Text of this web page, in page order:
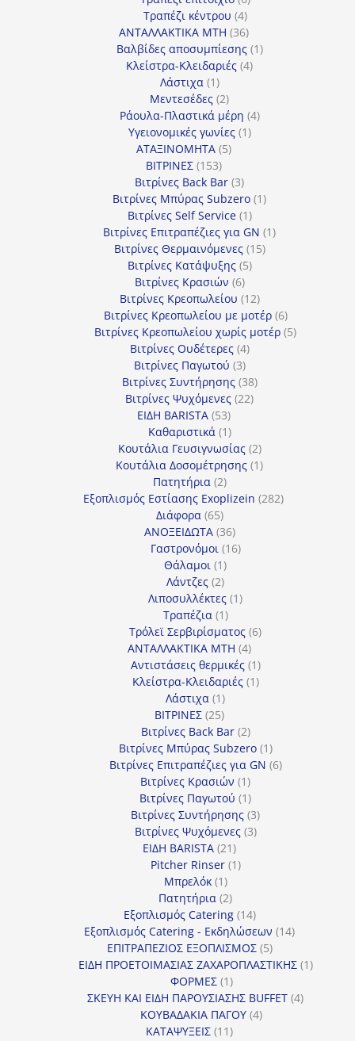
προϊόντα
Τραπέζι κέντρου 44
προϊόντα
ΑΝΤΑΛΛΑΚΤΙΚΑ MTH 3636
προϊόντα
Βαλβίδες αποσυμπίεσης 11
Κλείστρα-Κλειδαριές 44
Λάστιχα 11
προϊόν
Μεντεσέδες 22
προϊόντα
Ράουλα-Πλαστικά μέρη 44
Υγειονομικές γωνίες 11
ΑΤΑΞΙΝΟΜΗΤΑ 55
ΒΙΤΡΙΝΕΣ 153153
προϊόντα
Βιτρίνες Back Bar 33
προϊόντα
Βιτρίνες Mπύρας Subzero 11
Βιτρίνες Self Service 11
προϊόν
Βιτρίνες Επιτραπέζιες για GN 11
Βιτρίνες Θερμαινόμενες 1515
Βιτρίνες Κατάψυξης 55
Βιτρίνες Κρασιών 66
προϊόντα
Βιτρίνες Κρεοπωλείου 1212
προϊόντα
Βιτρίνες Κρεοπωλείου με μοτέρ 66
προϊόντα
Βιτρίνες Κρεοπωλείου χωρίς μοτέρ 55
Βιτρίνες Ουδέτερες 44
προϊόντα
Βιτρίνες Παγωτού 33
προϊόντα
Βιτρίνες Συντήρησης 3838
προϊόντα
Βιτρίνες Ψυχόμενες 2222
ΕΙΔΗ BARISTA 5353
προϊόντα
Καθαριστικά 11
προϊόν
Κουτάλια Γευσιγνωσίας 22
προϊόντα
Κουτάλια Δοσομέτρησης 11
Πατητήρια 22
προϊόντα
Εξοπλισμός Εστίασης Exoplizein 282282
Διάφορα 6565
προϊόντα
ΑΝΟΞΕΙΔΩΤΑ 3636
προϊόντα
Γαστρονόμοι 1616
Θάλαμοι 11
προϊόν
Λάντζες 22
προϊόντα
Λιποσυλλέκτες 11
Τραπέζια 11
προϊόν
Τρόλεϊ Σερβιρίσματος 66
ΑΝΤΑΛΛΑΚΤΙΚΑ MTH 44
προϊόντα
Αντιστάσεις θερμικές 11
προϊόν
Κλείστρα-Κλειδαριές 11
Λάστιχα 11
προϊόν
ΒΙΤΡΙΝΕΣ 2525
προϊόντα
Βιτρίνες Back Bar 22
προϊόντα
Βιτρίνες Mπύρας Subzero 11
προϊόν
Βιτρίνες Επιτραπέζιες για GN 66
Βιτρίνες Κρασιών 11
προϊόν
Βιτρίνες Παγωτού 11
προϊόν
Βιτρίνες Συντήρησης 33
προϊόντα
Βιτρίνες Ψυχόμενες 33
ΕΙΔΗ BARISTA 2121
προϊόντα
Pitcher Rinser 11
Μπρελόκ 11
προϊόν
Πατητήρια 22
προϊόντα
Εξοπλισμός Catering 1414
προϊόντα
Εξοπλισμός Catering - Εκδηλώσεων 1414
ΕΠΙΤΡΑΠΕΖΙΟΣ ΕΞΟΠΛΙΣΜΟΣ 55
προϊόντα
ΕΙΔΗ ΠΡΟΕΤΟΙΜΑΣΙΑΣ ΖΑΧΑΡΟΠΛΑΣΤΙΚΗΣ 11
ΦΟΡΜΕΣ 11
προϊόν
ΣΚΕΥΗ ΚΑΙ ΕΙΔΗ ΠΑΡΟΥΣΙΑΣΗΣ BUFFET 44
ΚΟΥΒΑΔΑΚΙΑ ΠΑΓΟΥ 44
ΚΑΤΑΨΥΞΕΙΣ 1111